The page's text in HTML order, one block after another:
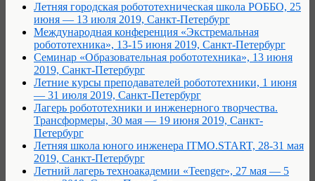
Летняя городская робототехническая школа РОББО, 25
июня — 13 июля 2019, Санкт-Петербург
Международная конференция «Экстремальная
робототехника», 13-15 июня 2019, Санкт-Петербург
Семинар «Образовательная робототехника», 13 июня
2019, Санкт-Петербург
Летние курсы преподавателей робототехники, 1 июня
— 31 июля 2019, Санкт-Петербург
Лагерь робототехники и инженерного творчества.
Трансформеры, 30 мая — 19 июня 2019, Санкт-
Петербург
Летняя школа юного инженера ITMO.START, 28-31 мая
2019, Санкт-Петербург
Летний лагерь техноакадемии «Teenger», 27 мая — 5